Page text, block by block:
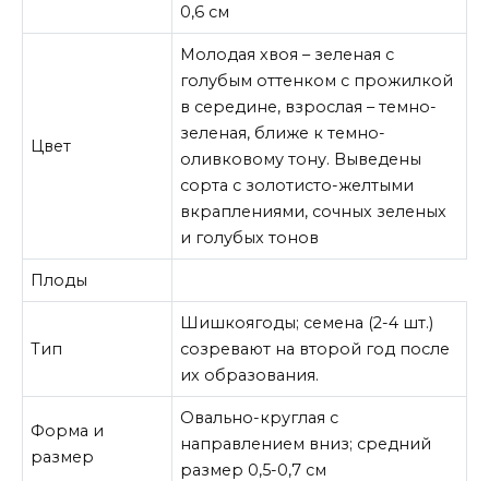
0,6 см
Цвет
Молодая хвоя – зеленая с
голубым оттенком с прожилкой
в середине, взрослая – темно-
зеленая, ближе к темно-
оливковому тону. Выведены
сорта с золотисто-желтыми
вкраплениями, сочных зеленых
и голубых тонов
Плоды
Тип
Шишкоягоды; семена (2-4 шт.)
созревают на второй год после
их образования.
Форма и
размер
Овально-круглая с
направлением вниз; средний
размер 0,5-0,7 см